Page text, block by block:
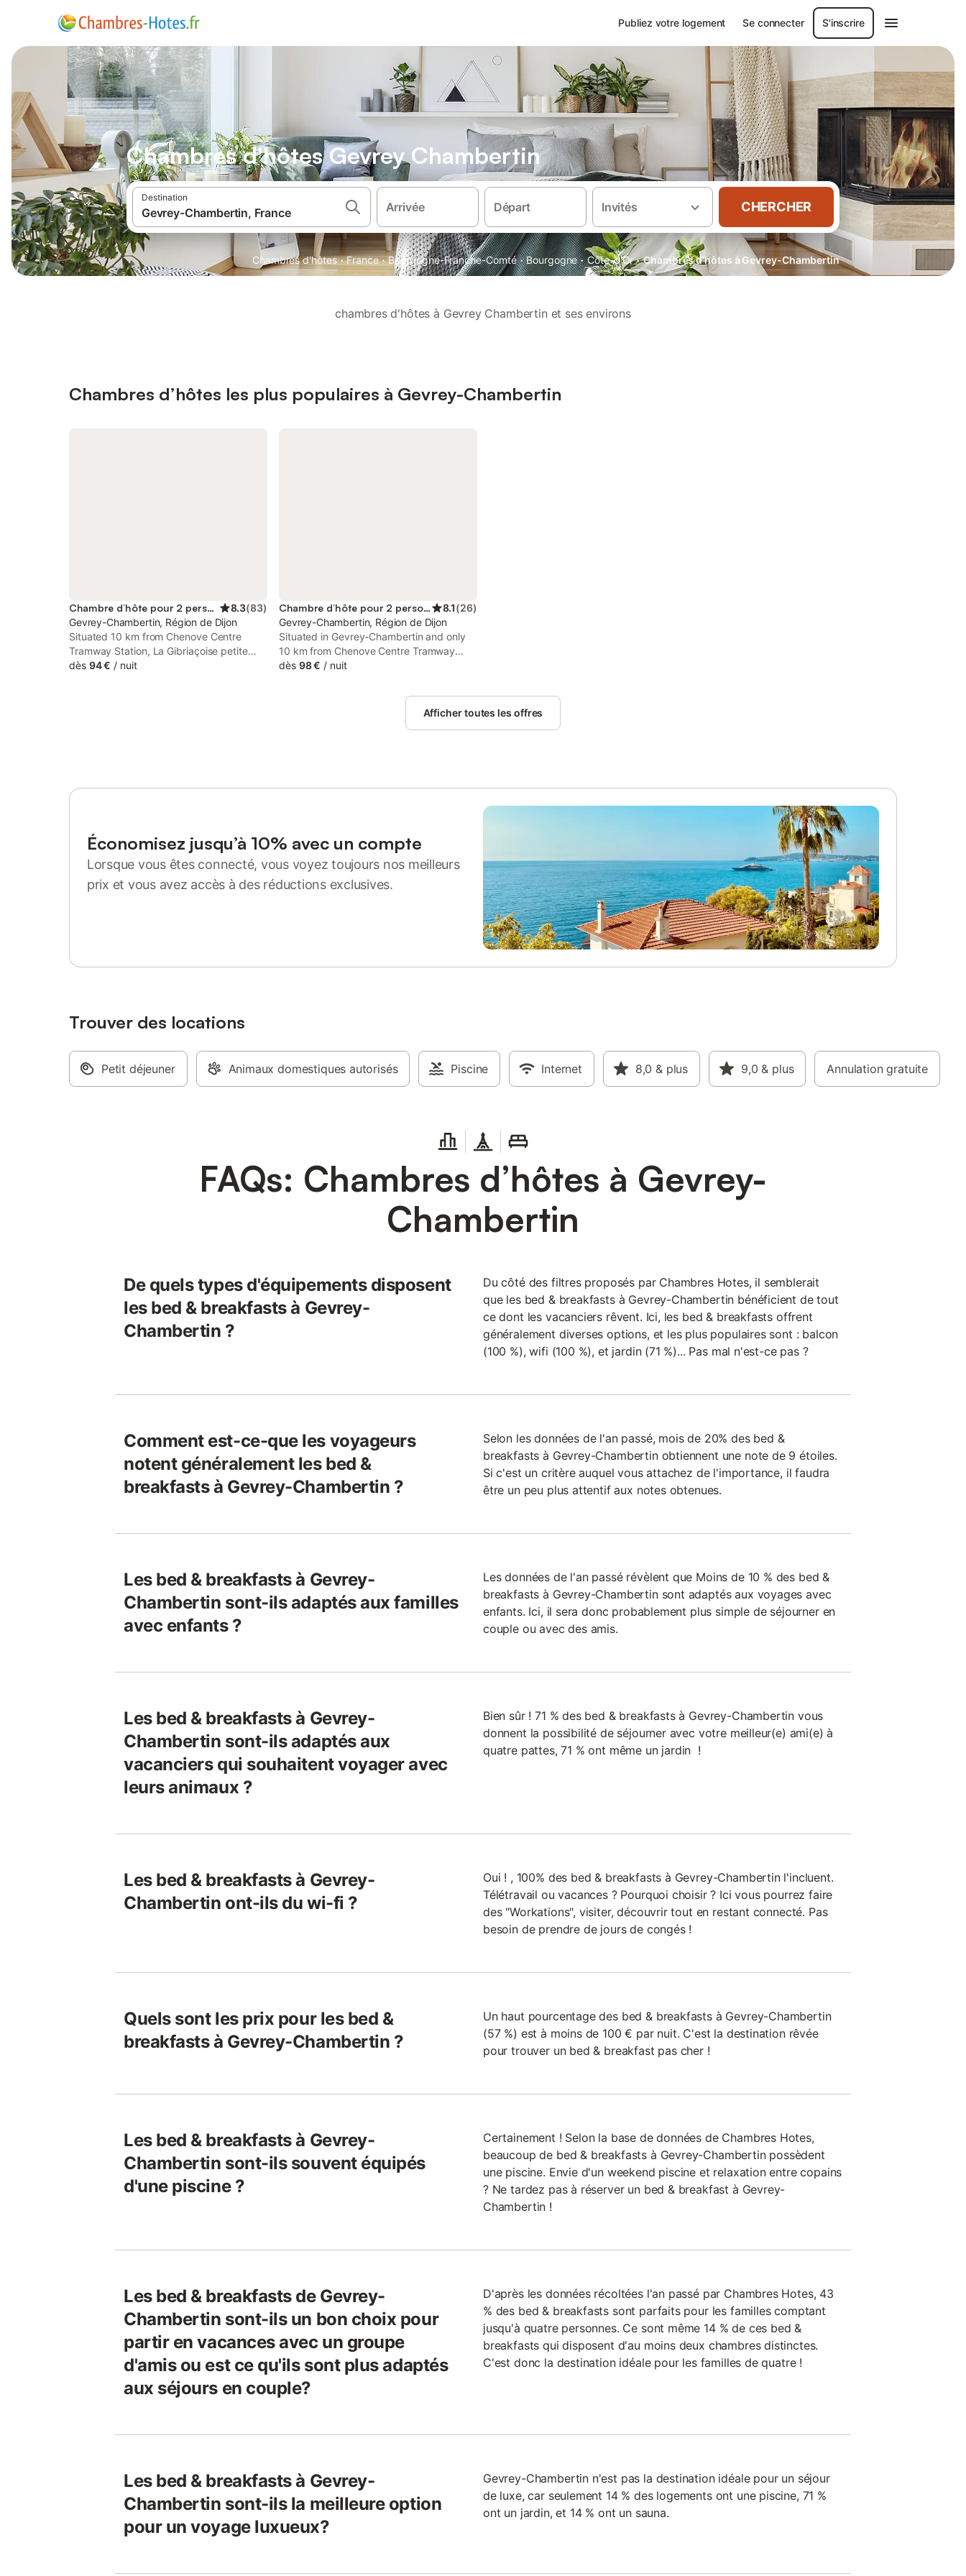
Publiez votre logement Se connecter S'inscrire
Chambres d'hôtes Gevrey Chambertin
Destination
Arrivée Départ Invités CHERCHER
Chambres d'hôtes · France · Bourgogne-Franche-Comté · Bourgogne · Côte-d'Or · Chambres d’hôtes à Gevrey-Chambertin
chambres d'hôtes à Gevrey Chambertin et ses environs
Chambres d’hôtes les plus populaires à Gevrey-Chambertin
Chambre d’hôte pour 2 personnes 8.3(83)
Gevrey-Chambertin, Région de Dijon
Situated 10 km from Chenove Centre
Tramway Station, La Gibriaçoise petite
chambre chez l habitant features
dès 94 € / nuit
Chambre d’hôte pour 2 personnes 8.1(26)
Gevrey-Chambertin, Région de Dijon
Situated in Gevrey-Chambertin and only
10 km from Chenove Centre Tramway
Station, La Chambre Des Issarts features
free WiFi and free private parking.
dès 98 € / nuit
Afficher toutes les offres
Économisez jusqu’à 10% avec un compte
Lorsque vous êtes connecté, vous voyez toujours nos meilleurs
prix et vous avez accès à des réductions exclusives.
Trouver des locations
Petit déjeuner Animaux domestiques autorisés Piscine Internet 8,0 & plus 9,0 & plus Annulation gratuite
FAQs: Chambres d’hôtes à Gevrey-
Chambertin
De quels types d'équipements disposent
les bed & breakfasts à Gevrey-
Chambertin ?
Du côté des filtres proposés par Chambres Hotes, il semblerait
que les bed & breakfasts à Gevrey-Chambertin bénéficient de tout
ce dont les vacanciers rêvent. Ici, les bed & breakfasts offrent
généralement diverses options, et les plus populaires sont : balcon
(100 %), wifi (100 %), et jardin (71 %)... Pas mal n'est-ce pas ?
Comment est-ce-que les voyageurs
notent généralement les bed &
breakfasts à Gevrey-Chambertin ?
Selon les données de l'an passé, mois de 20% des bed &
breakfasts à Gevrey-Chambertin obtiennent une note de 9 étoiles.
Si c'est un critère auquel vous attachez de l'importance, il faudra
être un peu plus attentif aux notes obtenues.
Les bed & breakfasts à Gevrey-
Chambertin sont-ils adaptés aux familles
avec enfants ?
Les données de l'an passé révèlent que Moins de 10 % des bed &
breakfasts à Gevrey-Chambertin sont adaptés aux voyages avec
enfants. Ici, il sera donc probablement plus simple de séjourner en
couple ou avec des amis.
Les bed & breakfasts à Gevrey-
Chambertin sont-ils adaptés aux
vacanciers qui souhaitent voyager avec
leurs animaux ?
Bien sûr ! 71 % des bed & breakfasts à Gevrey-Chambertin vous
donnent la possibilité de séjourner avec votre meilleur(e) ami(e) à
quatre pattes, 71 % ont même un jardin !
Les bed & breakfasts à Gevrey-
Chambertin ont-ils du wi-fi ?
Oui ! , 100% des bed & breakfasts à Gevrey-Chambertin l'incluent.
Télétravail ou vacances ? Pourquoi choisir ? Ici vous pourrez faire
des "Workations", visiter, découvrir tout en restant connecté. Pas
besoin de prendre de jours de congés !
Quels sont les prix pour les bed &
breakfasts à Gevrey-Chambertin ?
Un haut pourcentage des bed & breakfasts à Gevrey-Chambertin
(57 %) est à moins de 100 € par nuit. C'est la destination rêvée
pour trouver un bed & breakfast pas cher !
Les bed & breakfasts à Gevrey-
Chambertin sont-ils souvent équipés
d'une piscine ?
Certainement ! Selon la base de données de Chambres Hotes,
beaucoup de bed & breakfasts à Gevrey-Chambertin possèdent
une piscine. Envie d'un weekend piscine et relaxation entre copains
? Ne tardez pas à réserver un bed & breakfast à Gevrey-
Chambertin !
Les bed & breakfasts de Gevrey-
Chambertin sont-ils un bon choix pour
partir en vacances avec un groupe
d'amis ou est ce qu'ils sont plus adaptés
aux séjours en couple?
D'après les données récoltées l'an passé par Chambres Hotes, 43
% des bed & breakfasts sont parfaits pour les familles comptant
jusqu'à quatre personnes. Ce sont même 14 % de ces bed &
breakfasts qui disposent d'au moins deux chambres distinctes.
C'est donc la destination idéale pour les familles de quatre !
Les bed & breakfasts à Gevrey-
Chambertin sont-ils la meilleure option
pour un voyage luxueux?
Gevrey-Chambertin n'est pas la destination idéale pour un séjour
de luxe, car seulement 14 % des logements ont une piscine, 71 %
ont un jardin, et 14 % ont un sauna.